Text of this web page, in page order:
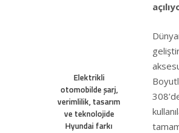
Elektrikli
otomobilde şarj,
verimlilik, tasarım
ve teknolojide
Hyundai farkı